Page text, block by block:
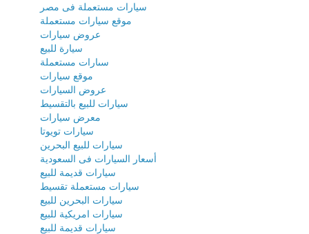
سيارات مستعملة فى مصر
موقع سيارات مستعملة
عروض سيارات
سيارة للبيع
سىارات مستعملة
موقع سيارات
عروض السيارات
سيارات للبيع بالتقسيط
معرض سيارات
سيارات تويوتا
سيارات للبيع البحرين
أسعار السيارات فى السعودية
سيارات قديمة للبيع
سيارات مستعملة تقسيط
سيارات البحرين للبيع
سيارات امريكية للبيع
سيارات قديمة للبيع